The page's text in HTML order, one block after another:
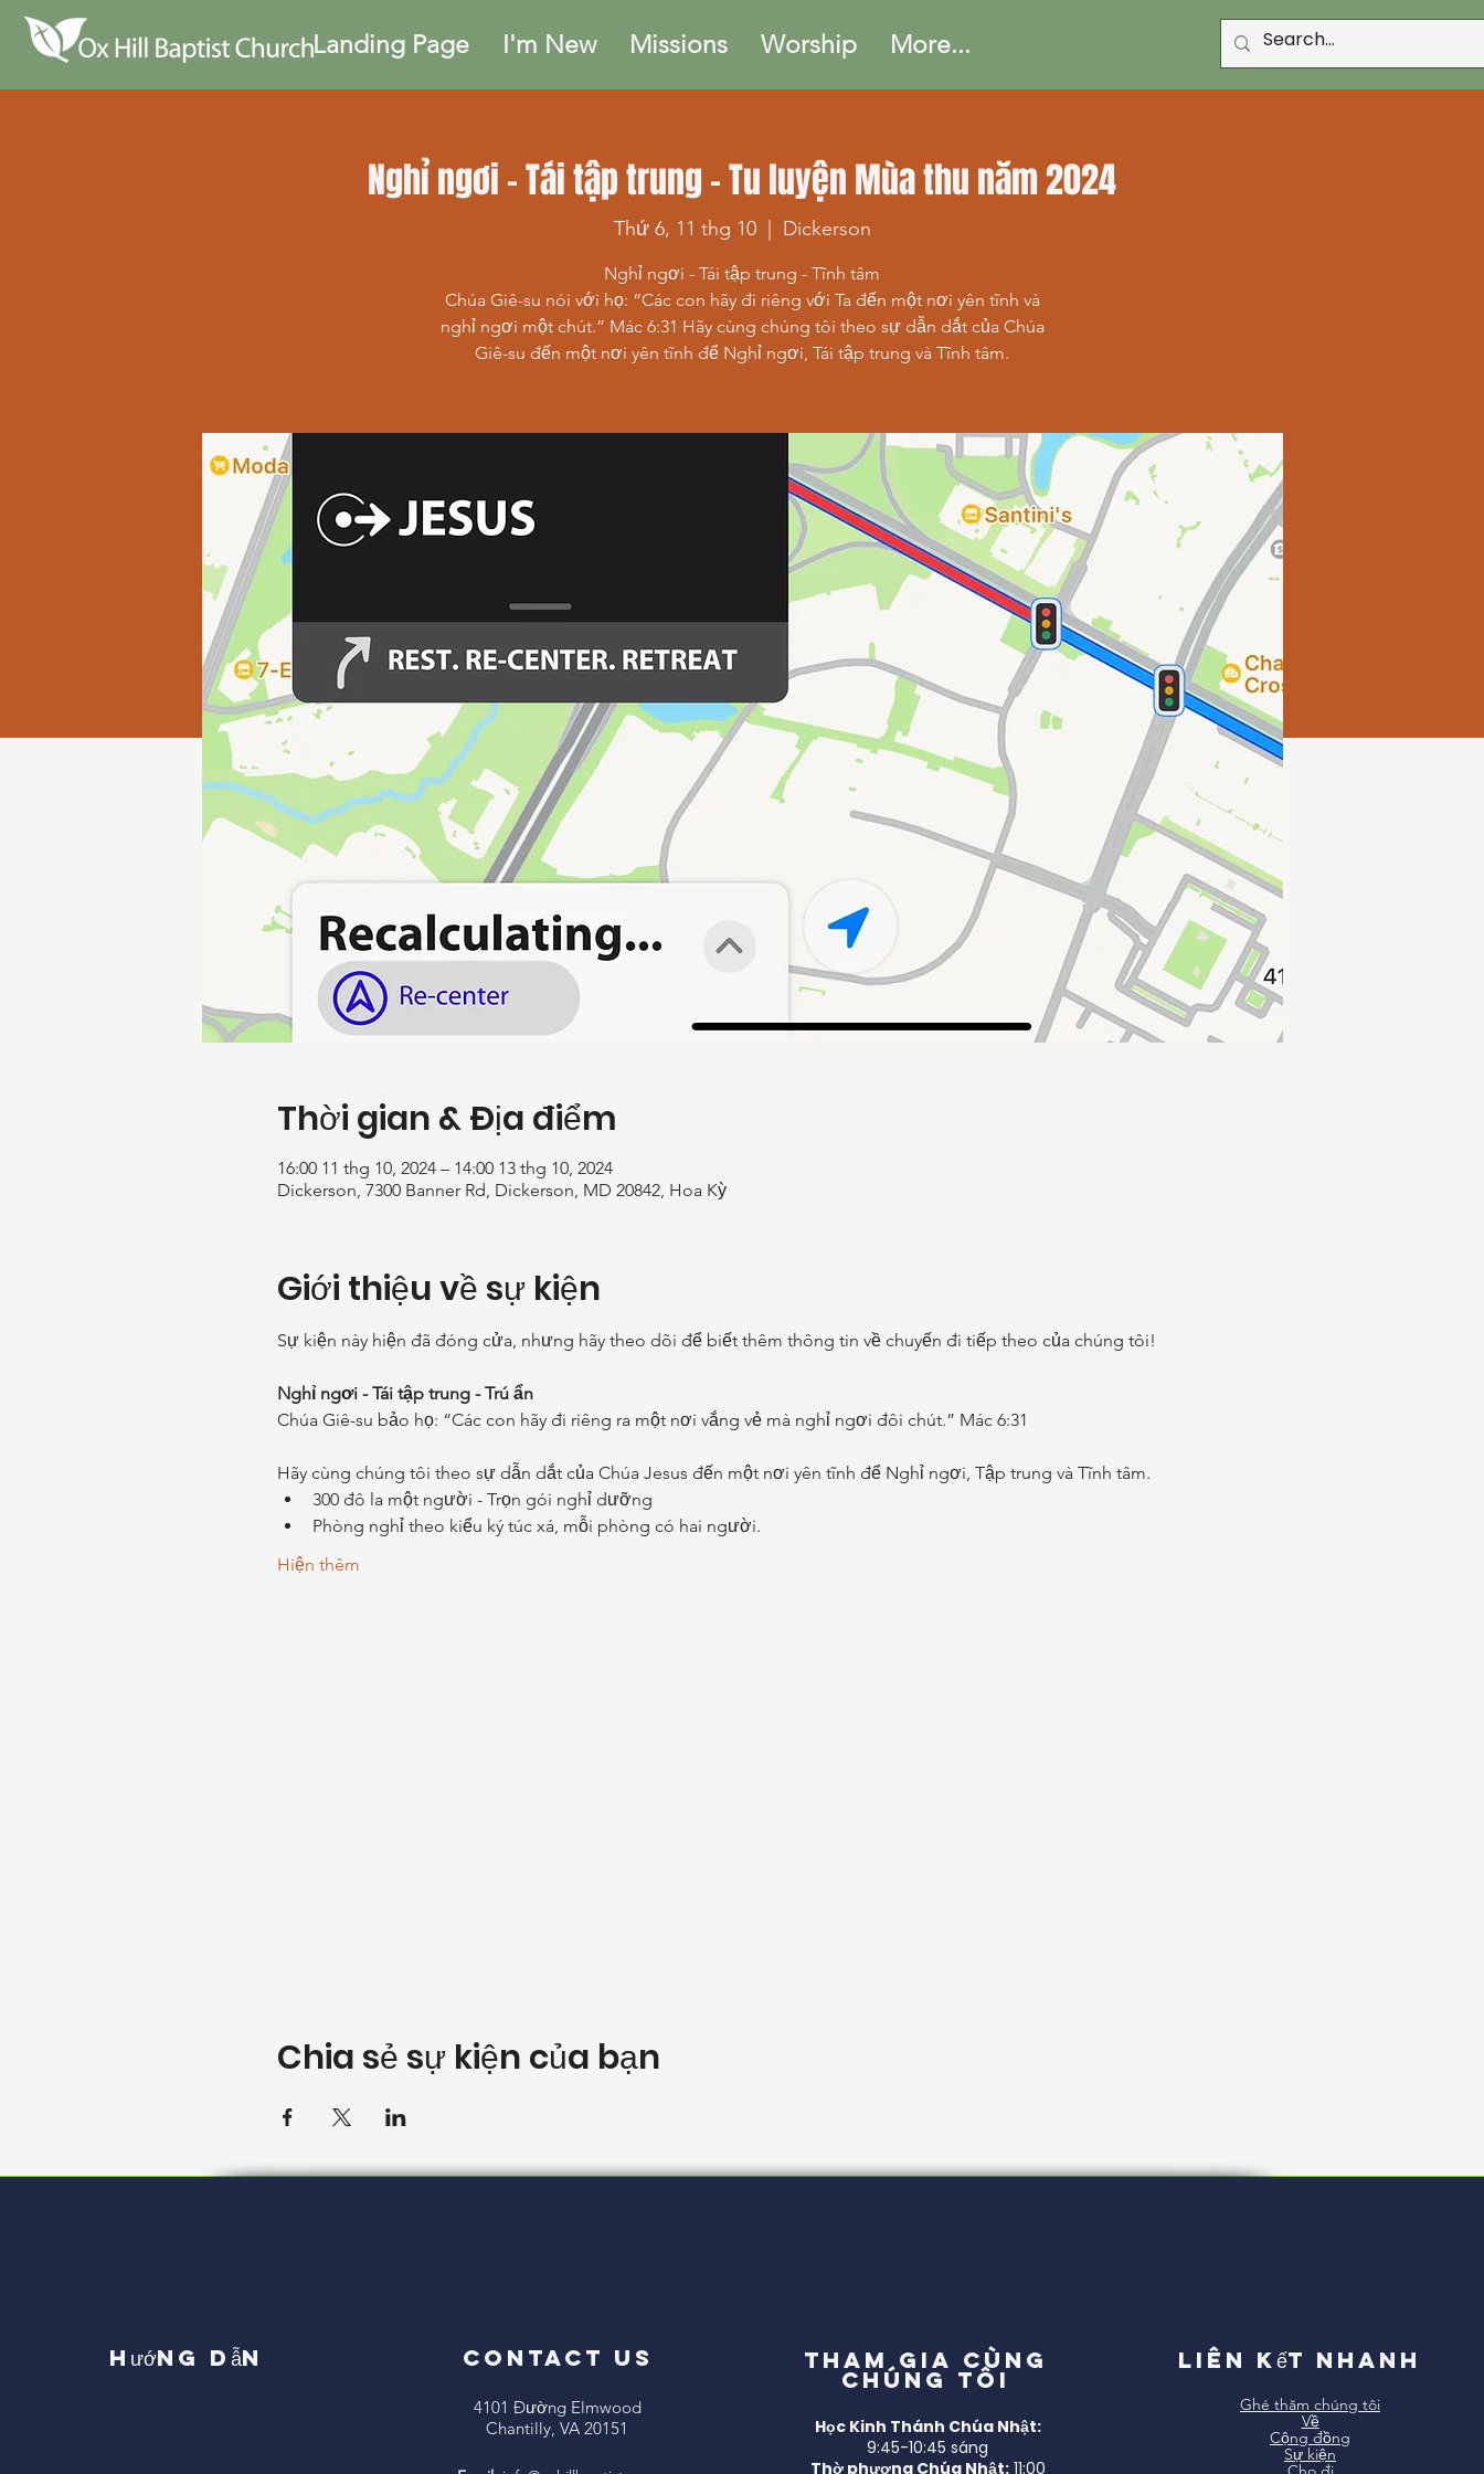
Landing Page I'm New Missions Worship More...
Nghỉ ngơi - Tái tập trung - Tu luyện Mùa thu năm 2024
Thứ 6, 11 thg 10
  |
Dickerson
Nghỉ ngơi - Tái tập trung - Tĩnh tâm
Chúa Giê-su nói với họ: “Các con hãy đi riêng với Ta đến một nơi yên tĩnh và
nghỉ ngơi một chút.” Mác 6:31 Hãy cùng chúng tôi theo sự dẫn dắt của Chúa
Giê-su đến một nơi yên tĩnh để Nghỉ ngơi, Tái tập trung và Tĩnh tâm.
Thời gian & Địa điểm
16:00 11 thg 10, 2024 – 14:00 13 thg 10, 2024
Dickerson, 7300 Banner Rd, Dickerson, MD 20842, Hoa Kỳ
Giới thiệu về sự kiện
Sự kiện này hiện đã đóng cửa, nhưng hãy theo dõi để biết thêm thông tin về chuyến đi tiếp theo của chúng tôi!
Nghỉ ngơi - Tái tập trung - Trú ẩn
Chúa Giê-su bảo họ: “Các con hãy đi riêng ra một nơi vắng vẻ mà nghỉ ngơi đôi chút.” Mác 6:31
Hãy cùng chúng tôi theo sự dẫn dắt của Chúa Jesus đến một nơi yên tĩnh để Nghỉ ngơi, Tập trung và Tĩnh tâm.
300 đô la một người - Trọn gói nghỉ dưỡng
Phòng nghỉ theo kiểu ký túc xá, mỗi phòng có hai người.
Hiện thêm
Chia sẻ sự kiện của bạn
Hướng dẫn CONTACT US
4101 Đường Elmwood
Chantilly, VA 20151
Tham gia cùng
chúng tôi
Học Kinh Thánh Chúa Nhật:
9:45-10:45 sáng
Thờ phượng Chúa Nhật:11:00
Liên kết nhanh
Ghé thăm chúng tôi
Về
Cộng đồng
Sự kiện